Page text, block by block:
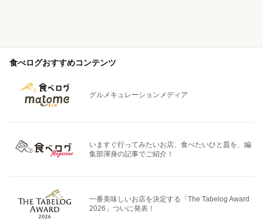
食べログおすすめコンテンツ
グルメキュレーションメディア
いますぐ行ってみたいお店、食べたいひと皿を、編
集部渾身の記事でご紹介！
一番美味しいお店を決定する「The Tabelog Award
2026」ついに発表！